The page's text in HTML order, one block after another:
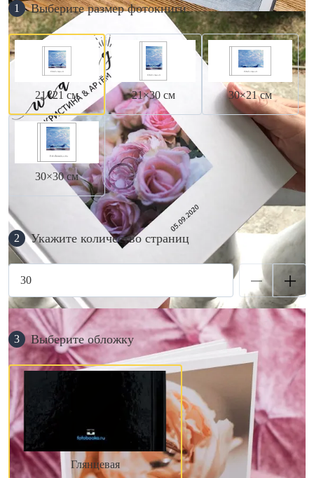
1 Выберите размер фотокниги
21×21 см 21×30 см 30×21 см
30×30 см
2 Укажите количество страниц
3 Выберите обложку
Глянцевая